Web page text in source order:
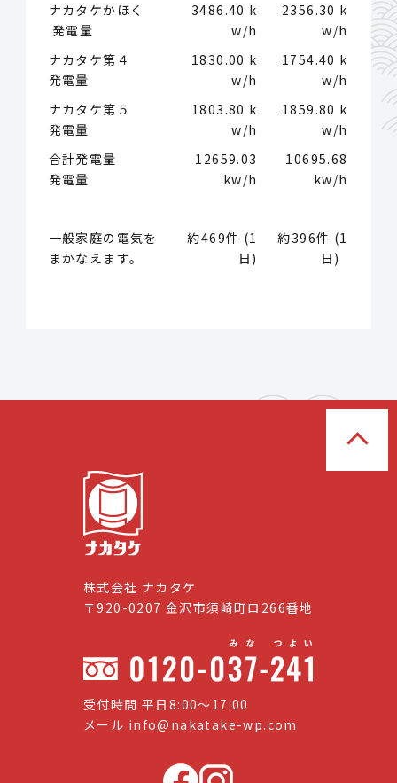
ナカタケかほく
発電量
3486.40 k
w/h
2356.30 k
w/h
ナカタケ第４
発電量
1830.00 k
w/h
1754.40 k
w/h
ナカタケ第５
発電量
1803.80 k
w/h
1859.80 k
w/h
合計発電量
発電量
12659.03
kw/h
10695.68
kw/h
一般家庭の電気を
まかなえます。
約469件 (1
日)
約396件 (1
日)
株式会社 ナカタケ
〒920-0207 金沢市須崎町ロ266番地
受付時間 平日8:00〜17:00
メール info@nakatake-wp.com